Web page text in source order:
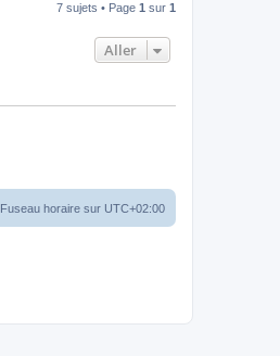
7 sujets • Page 1 sur 1
Aller
Fuseau horaire sur UTC+02:00